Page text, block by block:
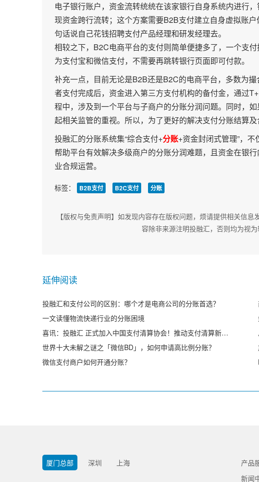
电子银行账户，资金流转统统在该家银行自身系统内进行
现资金跨行流转；这个方案需要B2B支付建立自身虚拟账
句话说自己花钱招聘支付产品经理和研发经理去。
相较之下，B2C电商平台的支付则简单便捷多了，一个支
为支付宝和微信支付，不需要再跳转银行页面即可付款。
补充一点，目前无论是B2B还是B2C的电商平台，多数为
者支付完成后，资金进入第三方支付机构的备付金，通过
程中，涉及到一个平台与子商户的分账分润问题。同时，
起相关监管的重视。所以，为了更好的解决支付分账结算
投融汇的分账系统集“综合支付+分账+资金封闭式管理”，
帮助平台有效解决多级商户的分账分润难题，且资金在银
业合规运营。
标签： B2B支付 B2C支付 分账
【版权与免责声明】如发现内容存在版权问题，烦请提供相关信
容除非来源注明投融汇，否则均为视
延伸阅读
投融汇和支付公司的区别：哪个才是电商公司的分账首选？
一文读懂物流快递行业的分账困境
喜讯：投融汇 正式加入中国支付清算协会！推动支付清算新发展
世界十大未解之谜之「微信BD」，如何申请高比例分账？
微信支付商户如何开通分账？
厦门总部 深圳 上海 产品
新闻